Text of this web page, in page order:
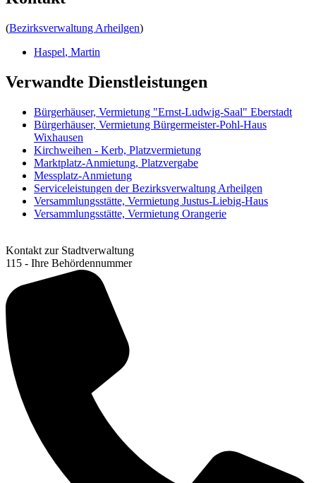
(Bezirksverwaltung Arheilgen)
Haspel, Martin
Verwandte Dienstleistungen
Bürgerhäuser, Vermietung "Ernst-Ludwig-Saal" Eberstadt
Bürgerhäuser, Vermietung Bürgermeister-Pohl-Haus
Wixhausen
Kirchweihen - Kerb, Platzvermietung
Marktplatz-Anmietung, Platzvergabe
Messplatz-Anmietung
Serviceleistungen der Bezirksverwaltung Arheilgen
Versammlungsstätte, Vermietung Justus-Liebig-Haus
Versammlungsstätte, Vermietung Orangerie
Kontakt zur Stadtverwaltung
115 - Ihre Behördennummer